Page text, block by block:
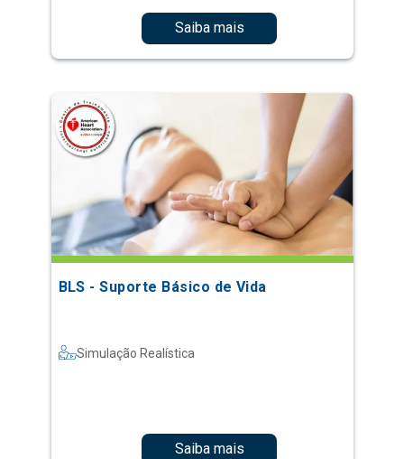
Saiba mais
BLS - Suporte Básico de Vida
Simulação Realística
Saiba mais